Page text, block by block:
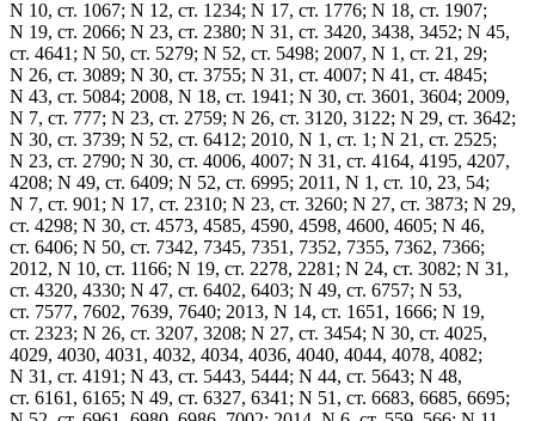
N 10, ст. 1067; N 12, ст. 1234; N 17, ст. 1776; N 18, ст. 1907;
N 19, ст. 2066; N 23, ст. 2380; N 31, ст. 3420, 3438, 3452; N 45,
ст. 4641; N 50, ст. 5279; N 52, ст. 5498; 2007, N 1, ст. 21, 29;
N 26, ст. 3089; N 30, ст. 3755; N 31, ст. 4007; N 41, ст. 4845;
N 43, ст. 5084; 2008, N 18, ст. 1941; N 30, ст. 3601, 3604; 2009,
N 7, ст. 777; N 23, ст. 2759; N 26, ст. 3120, 3122; N 29, ст. 3642;
N 30, ст. 3739; N 52, ст. 6412; 2010, N 1, ст. 1; N 21, ст. 2525;
N 23, ст. 2790; N 30, ст. 4006, 4007; N 31, ст. 4164, 4195, 4207,
4208; N 49, ст. 6409; N 52, ст. 6995; 2011, N 1, ст. 10, 23, 54;
N 7, ст. 901; N 17, ст. 2310; N 23, ст. 3260; N 27, ст. 3873; N 29,
ст. 4298; N 30, ст. 4573, 4585, 4590, 4598, 4600, 4605; N 46,
ст. 6406; N 50, ст. 7342, 7345, 7351, 7352, 7355, 7362, 7366;
2012, N 10, ст. 1166; N 19, ст. 2278, 2281; N 24, ст. 3082; N 31,
ст. 4320, 4330; N 47, ст. 6402, 6403; N 49, ст. 6757; N 53,
ст. 7577, 7602, 7639, 7640; 2013, N 14, ст. 1651, 1666; N 19,
ст. 2323; N 26, ст. 3207, 3208; N 27, ст. 3454; N 30, ст. 4025,
4029, 4030, 4031, 4032, 4034, 4036, 4040, 4044, 4078, 4082;
N 31, ст. 4191; N 43, ст. 5443, 5444; N 44, ст. 5643; N 48,
ст. 6161, 6165; N 49, ст. 6327, 6341; N 51, ст. 6683, 6685, 6695;